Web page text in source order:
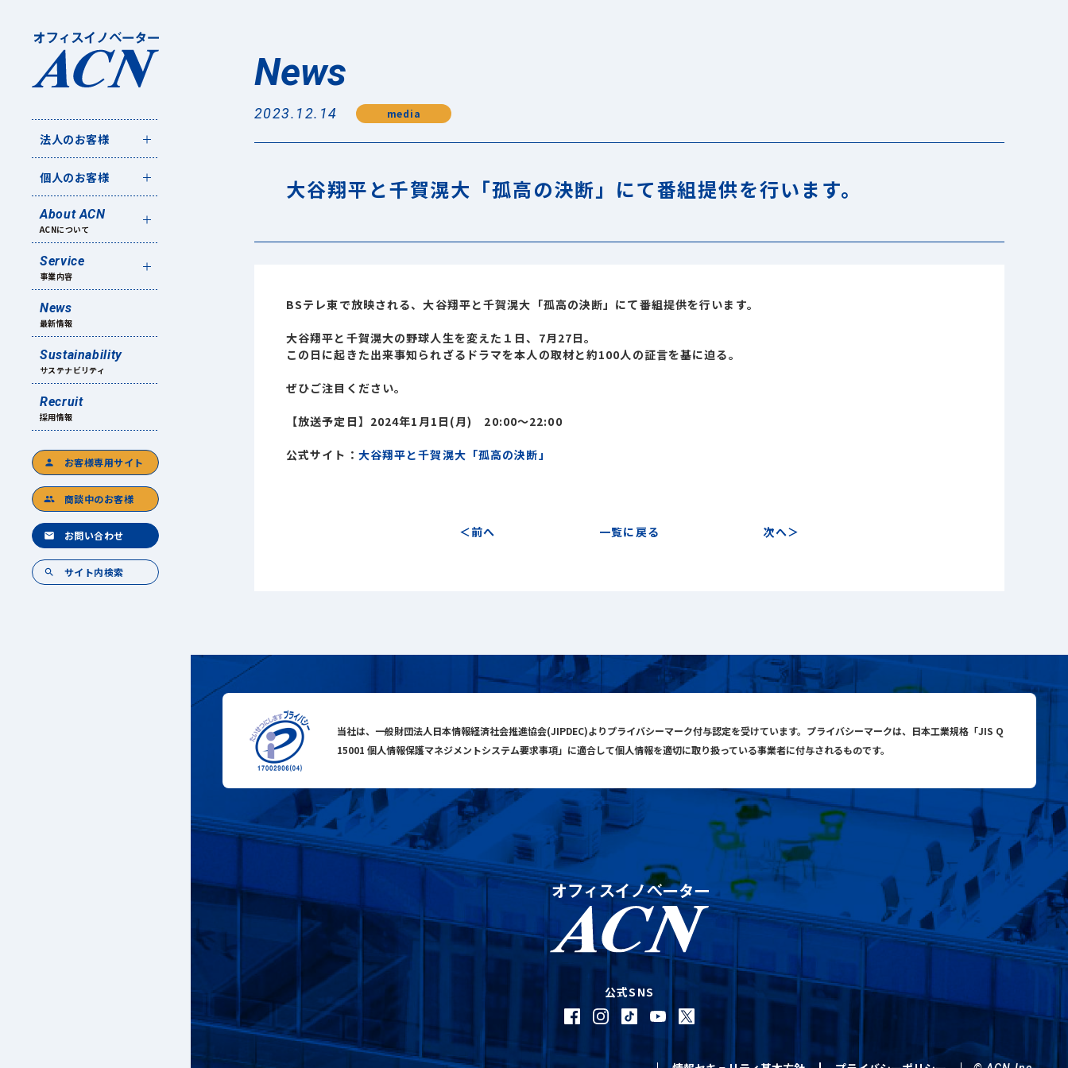
法人のお客様
個人のお客様
About ACN
ACNについて
Service
事業内容
News
最新情報
Sustainability
サステナビリティ
Recruit
採用情報
person お客様専用サイト
group 商談中のお客様
mail お問い合わせ
search サイト内検索
News
2023.12.14 media
大谷翔平と千賀滉大「孤高の決断」にて番組提供を行います。
BSテレ東で放映される、大谷翔平と千賀滉大「孤高の決断」にて番組提供を行います。
大谷翔平と千賀滉大の野球人生を変えた１日、7月27日。
この日に起きた出来事知られざるドラマを本人の取材と約100人の証言を基に迫る。
ぜひご注目ください。
【放送予定日】2024年1月1日(月) 20:00～22:00
公式サイト： 大谷翔平と千賀滉大「孤高の決断」
前へ 一覧に戻る 次へ
当社は、一般財団法人日本情報経済社会推進協会(JIPDEC)よりプライバシーマーク付与認定を受けています。プライバシーマークは、日本工業規格「JIS Q
15001 個人情報保護マネジメントシステム要求事項」に適合して個人情報を適切に取り扱っている事業者に付与されるものです。
公式SNS